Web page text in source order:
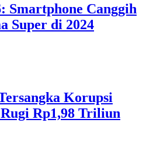
Smartphone Canggih
Super di 2024
Korupsi
Rp1,98 Triliun